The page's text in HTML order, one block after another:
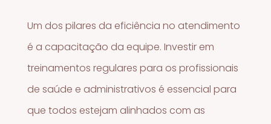
Um dos pilares da eficiência no atendimento
é a capacitação da equipe. Investir em
treinamentos regulares para os profissionais
de saúde e administrativos é essencial para
que todos estejam alinhados com as